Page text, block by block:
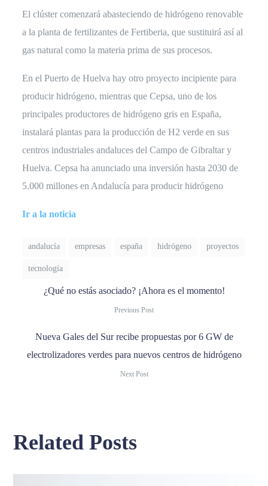
El clúster comenzará abasteciendo de hidrógeno renovable
a la planta de fertilizantes de Fertiberia, que sustituirá así al
gas natural como la materia prima de sus procesos.
En el Puerto de Huelva hay otro proyecto incipiente para
producir hidrógeno, mientras que Cepsa, uno de los
principales productores de hidrógeno gris en España,
instalará plantas para la producción de H2 verde en sus
centros industriales andaluces del Campo de Gibraltar y
Huelva. Cepsa ha anunciado una inversión hasta 2030 de
5.000 millones en Andalucía para producir hidrógeno
Ir a la noticia
andalucía empresas españa hidrógeno proyectos
tecnología
¿Qué no estás asociado? ¡Ahora es el momento!
Previous Post
Nueva Gales del Sur recibe propuestas por 6 GW de
electrolizadores verdes para nuevos centros de hidrógeno
Next Post
Related Posts